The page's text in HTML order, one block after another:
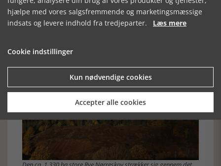
stationsbyer, Galten dog også som landvejsby på
landevejen mellem Aarhus og Silkeborg. Også i denne
kommune er der en stor pendling til Aarhus. I Skanderborg
hjælpe med vores salgsfremmende og marketingsmæssige
indsats og levere indhold fra tredjeparter. Læs mere
Cookie indstillinger
Kun nødvendige cookies
Accepter alle cookies